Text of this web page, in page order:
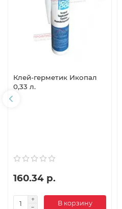
Клей-герметик Икопал
0,33 л.
160.34 р.
В корзину